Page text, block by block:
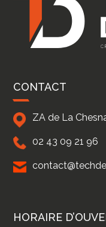
CONTACT
ZA de La
02 43 09 21 96
HORAIRE